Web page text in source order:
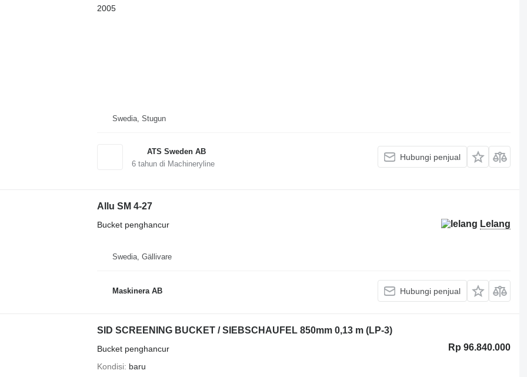
2005
Swedia, Stugun
ATS Sweden AB
6tahun di Machineryline
Hubungi penjual
Allu SM 4-27
Lelang
Bucket penghancur
Swedia, Gällivare
Maskinera AB Hubungi penjual
SID SCREENING BUCKET / SIEBSCHAUFEL 850mm 0,13 m (LP-3)
Rp 96.840.000
Bucket penghancur
Kondisi baru